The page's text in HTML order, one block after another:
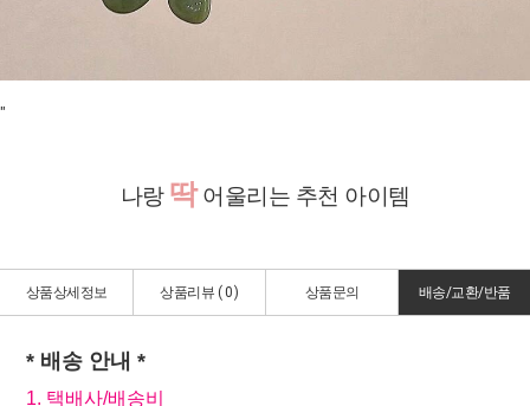
"
나랑 딱어울리는 추천 아이템
상품상세정보 상품리뷰 ( 0) 상품문의 배송/교환/반품
* 배송 안내 *
1. 택배사/배송비